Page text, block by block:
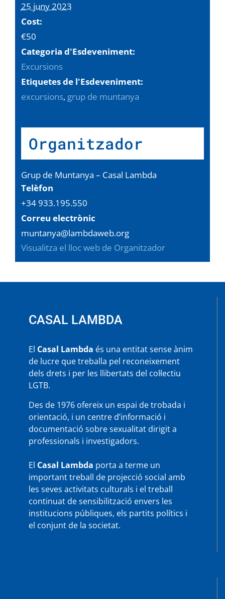
25 juny 2023
Cost:
€50
Categoria d'Esdeveniment:
Excursions
Etiquetes de l'Esdeveniment:
excursions, grup de muntanya
Organitzador
Grup de Muntanya – Casal Lambda
Telèfon
+34 933.195.550
Correu electrònic
muntanya@lambdaweb.org
Visualitza el lloc web de Organitzador
CASAL LAMBDA
El Casal Lambda és una entitat sense ànim
de lucre que treballa pel reconeixement
dels drets i per les llibertats del col·lectiu
LGTB.
Des de 1976 ofereix un espai de trobada i
orientació, i un centre d’informació i
documentació sobre sexualitat dirigit a
professionals i investigadors.
El Casal Lambda porta a terme un
important treball de projecció social amb
les seves activitats culturals i el treball
continuat de sensibilització envers les
institucions públiques, els partits polítics i
el conjunt de la societat.